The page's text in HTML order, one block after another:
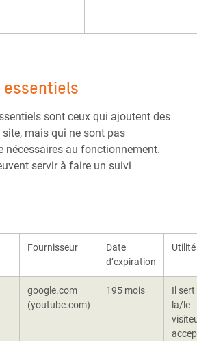
essentiels
sont ceux qui ajoutent des
mais qui ne sont pas
nécessaires au fonctionnement.
servir à faire un suivi
Fournisseur
Date
d’expiration
Utilité
google.com
(youtube.com)
195 mois
Il
la/le